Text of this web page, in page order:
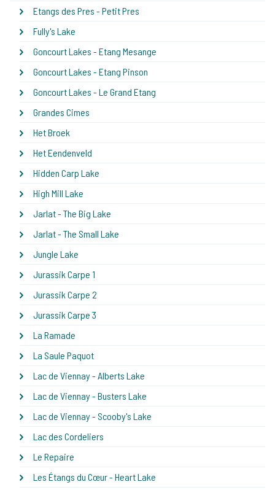
Etangs des Pres - Petit Pres
Fully's Lake
Goncourt Lakes - Etang Mesange
Goncourt Lakes - Etang Pinson
Goncourt Lakes - Le Grand Etang
Grandes Cimes
Het Broek
Het Eendenveld
Hidden Carp Lake
High Mill Lake
Jarlat - The Big Lake
Jarlat - The Small Lake
Jungle Lake
Jurassik Carpe 1
Jurassik Carpe 2
Jurassik Carpe 3
La Ramade
La Saule Paquot
Lac de Viennay - Alberts Lake
Lac de Viennay - Busters Lake
Lac de Viennay - Scooby's Lake
Lac des Cordeliers
Le Repaire
Les Étangs du Cœur - Heart Lake